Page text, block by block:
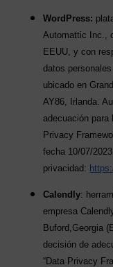
WordPress:
Automattic Inc.,
EEUU, y con
datos personales
ubicado en
AY86, Irlanda.
adecuación para
Privacy
fecha 10/07/
privacidad:
Calendly:
empresa
Buford,Georgia
decisión de
“Data Privacy